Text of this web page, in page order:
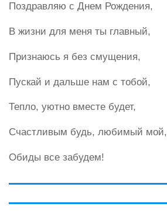
Поздравляю с Днем Рождения,
В жизни для меня ты главный,
Признаюсь я без смущения,
Пускай и дальше нам с тобой,
Тепло, уютно вместе будет,
Счастливым будь, любимый мой,
Обиды все забудем!